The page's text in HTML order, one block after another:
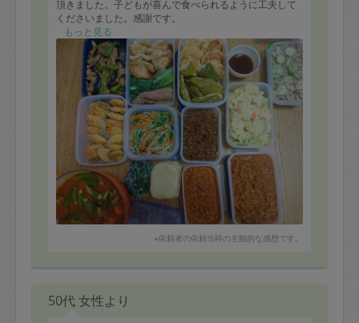
頂きました。子どもが喜んで食べられるように工夫して
くださいました。感謝です。
もっと見る
※依頼者の依頼当時の主観的な感想です。
50代 女性より